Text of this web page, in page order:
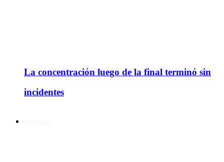
La concentración luego de la final terminó sin
incidentes